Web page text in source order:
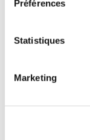
Préférences
Statistiques
Marketing